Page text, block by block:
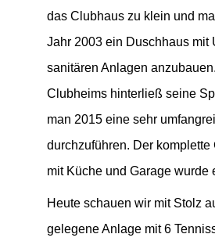
das Clubhaus zu klein und
Jahr 2003 ein Duschhaus mit
sanitären Anlagen
Clubheims hinterließ seine
man 2015 eine sehr
durchzuführen. Der
mit Küche und Garage wurde
Heute schauen wir mit Stolz
gelegene Anlage mit 6